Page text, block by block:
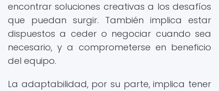
encontrar soluciones creativas a los desafíos
que puedan surgir. También implica estar
dispuestos a ceder o negociar cuando sea
necesario, y a comprometerse en beneficio
del equipo.
La adaptabilidad, por su parte, implica tener